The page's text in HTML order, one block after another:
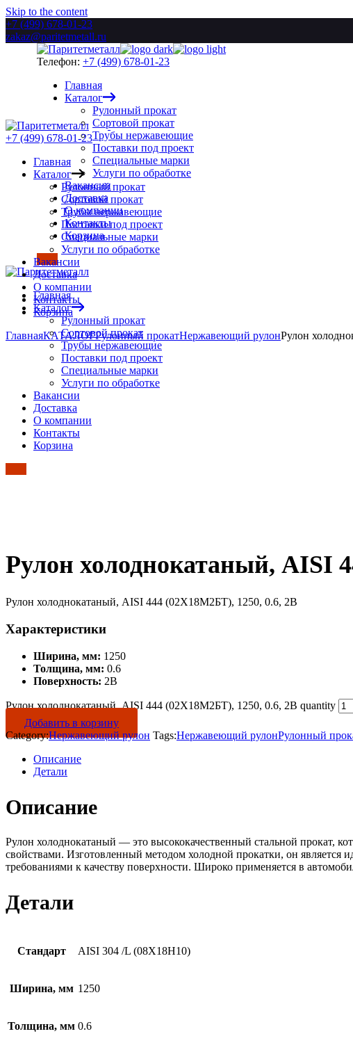
Skip to the content
+7 (499) 678-01-23
zakaz@paritetmetall.ru
Телефон: +7 (499) 678-01-23
Главная
Каталог
Рулонный прокат
Сортовой прокат
Трубы нержавеющие
Поставки под проект
Специальные марки
Услуги по обработке
Вакансии
Доставка
О компании
Контакты
Корзина
Главная
Каталог
Рулонный прокат
Сортовой прокат
Трубы нержавеющие
Поставки под проект
Специальные марки
Услуги по обработке
Вакансии
Доставка
О компании
Контакты
Корзина
+7 (499) 678-01-23
Главная
Каталог
Рулонный прокат
Сортовой прокат
Трубы нержавеющие
Поставки под проект
Специальные марки
Услуги по обработке
Вакансии
Доставка
О компании
Контакты
Корзина
ГлавнаяКАТАЛОГРулонный прокатНержавеющий рулонРулон
Рулон холоднокатаный, AISI
Рулон холоднокатаный, AISI 444 (02Х18М2БТ), 1250, 0.6, 2B
Характеристики
Ширина, мм: 1250
Толщина, мм: 0.6
Поверхность: 2B
Рулон холоднокатаный, AISI 444 (02Х18М2БТ), 1250, 0.6, 2B quantity
Добавить в корзину
Category:Нержавеющий рулон Tags:Нержавеющий рулонРулонный
Описание
Детали
Описание
Рулон холоднокатаный — это высококачественный стальной прокат,
свойствами. Изготовленный методом холодной прокатки, он является
требованиями к качеству поверхности. Широко применяется в
Детали
Стандарт AISI 304 /L (08Х18Н10)
Ширина, мм 1250
Толщина, мм 0.6